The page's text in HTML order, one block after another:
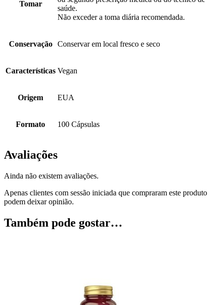
Tomar
saúde.
Não exceder a toma diária recomendada.
Conservação Conservar em local fresco e seco
Características Vegan
Origem EUA
Formato 100 Cápsulas
Avaliações
Ainda não existem avaliações.
Apenas clientes com sessão iniciada que compraram este produto
podem deixar opinião.
Também pode gostar…